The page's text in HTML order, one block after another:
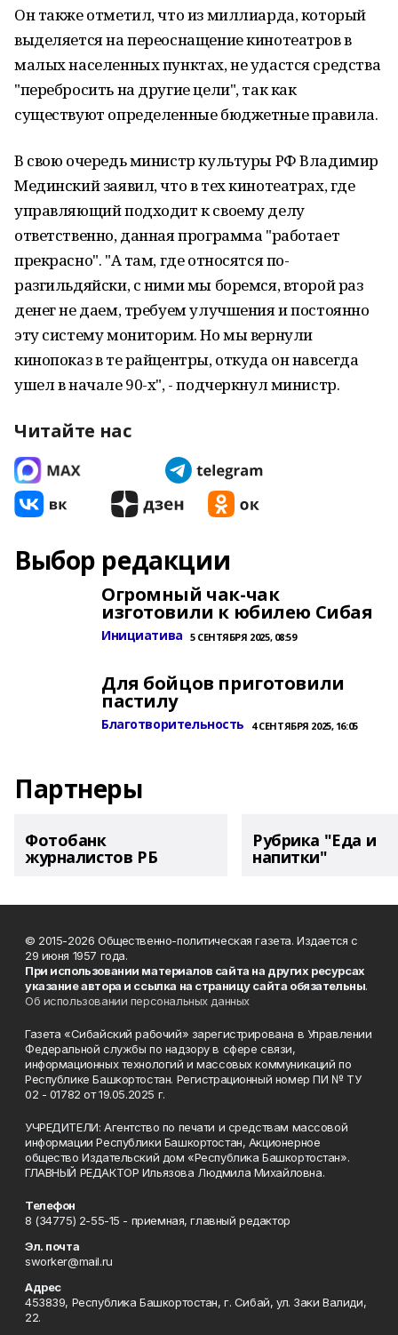
Он также отметил, что из миллиарда, который
выделяется на переоснащение кинотеатров в
малых населенных пунктах, не удастся средства
"перебросить на другие цели", так как
существуют определенные бюджетные правила.
В свою очередь министр культуры РФ Владимир
Мединский заявил, что в тех кинотеатрах, где
управляющий подходит к своему делу
ответственно, данная программа "работает
прекрасно". "А там, где относятся по-
разгильдяйски, с ними мы боремся, второй раз
денег не даем, требуем улучшения и постоянно
эту систему мониторим. Но мы вернули
кинопоказ в те райцентры, откуда он навсегда
ушел в начале 90-х", - подчеркнул министр.
Читайте нас
Выбор редакции
Огромный чак-чак
изготовили к юбилею Сибая
Инициатива 5 СЕНТЯБРЯ 2025, 08:59
Для бойцов приготовили
пастилу
Благотворительность 4 СЕНТЯБРЯ 2025, 16:05
Партнеры
Фотобанк
журналистов РБ
Рубрика "Еда и
напитки"
© 2015-2026 Общественно-политическая газета. Издается с
29 июня 1957 года.
При использовании материалов сайта на других ресурсах
указание автора и ссылка на страницу сайта обязательны.
Об использовании персональных данных
Газета «Сибайский рабочий» зарегистрирована в Управлении
Федеральной службы по надзору в сфере связи,
информационных технологий и массовых коммуникаций по
Республике Башкортостан. Регистрационный номер ПИ № ТУ
02 - 01782 от 19.05.2025 г.
УЧРЕДИТЕЛИ: Агентство по печати и средствам массовой
информации Республики Башкортостан, Акционерное
общество Издательский дом «Республика Башкортостан».
ГЛАВНЫЙ РЕДАКТОР Ильязова Людмила Михайловна.
Телефон
8 (34775) 2-55-15 - приемная, главный редактор
Эл. почта
sworker@mail.ru
Адрес
453839, Республика Башкортостан, г. Сибай, ул. Заки Валиди,
22.